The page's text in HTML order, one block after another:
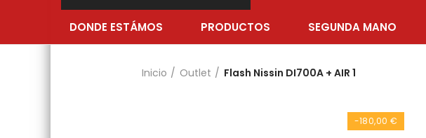
DONDE ESTÁMOS PRODUCTOS SEGUNDA MANO
Inicio Outlet Flash Nissin DI700A + AIR 1
-180,00 €